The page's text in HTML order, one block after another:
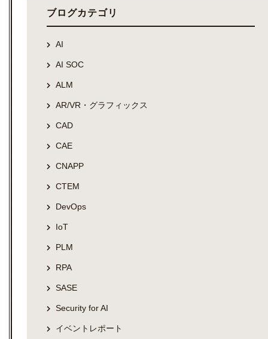
ブログカテゴリ
AI
AI SOC
ALM
AR/VR・グラフィックス
CAD
CAE
CNAPP
CTEM
DevOps
IoT
PLM
RPA
SASE
Security for AI
イベントレポート